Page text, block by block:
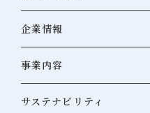
企業情報
事業内容
サステナビリティ